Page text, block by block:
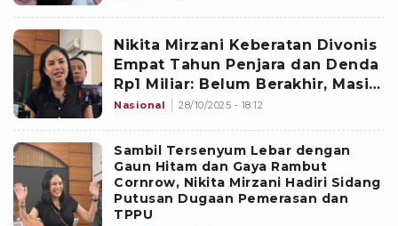
Nikita Mirzani Keberatan Divonis
Empat Tahun Penjara dan Denda
Rp1 Miliar: Belum Berakhir, Masih
Ada Banding
Nasional 28/10/2025 - 18:12
Sambil Tersenyum Lebar dengan
Gaun Hitam dan Gaya Rambut
Cornrow, Nikita Mirzani Hadiri Sidang
Putusan Dugaan Pemerasan dan
TPPU